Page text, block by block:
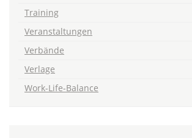
Training
Veranstaltungen
Verbände
Verlage
Work-Life-Balance